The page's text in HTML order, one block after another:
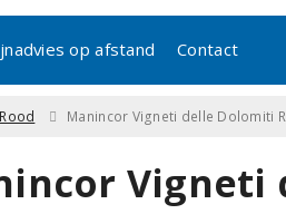
op afstand Contact
Rood Manincor Vigneti delle Dolomiti
Vigneti